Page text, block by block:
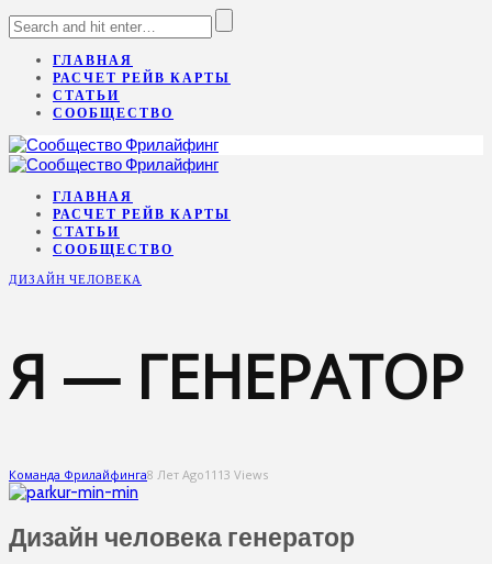
ГЛАВНАЯ
РАСЧЕТ РЕЙВ КАРТЫ
СТАТЬИ
СООБЩЕСТВО
ГЛАВНАЯ
РАСЧЕТ РЕЙВ КАРТЫ
СТАТЬИ
СООБЩЕСТВО
ДИЗАЙН ЧЕЛОВЕКА
Я — ГЕНЕРАТОР
Команда Фрилайфинга8 Лет Ago1113 Views
Дизайн человека генератор